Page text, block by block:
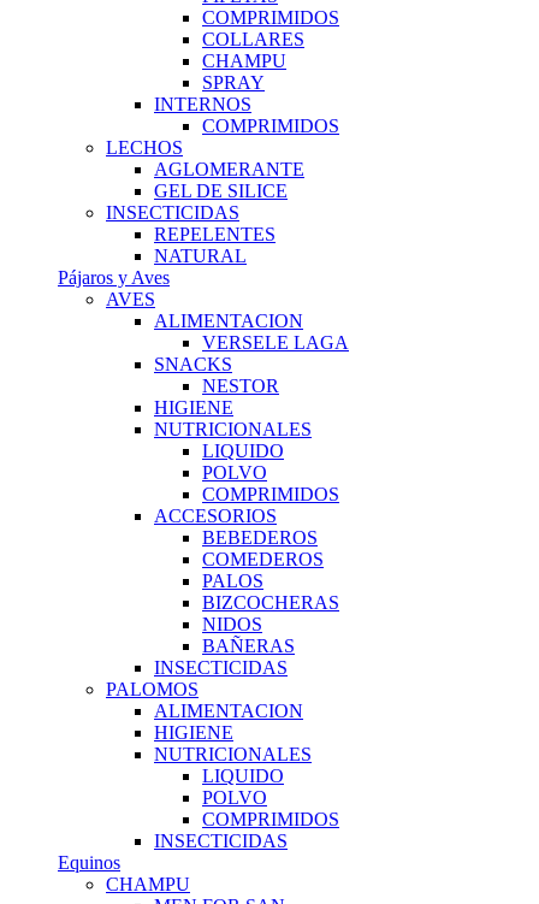
COMPRIMIDOS
COLLARES
CHAMPU
SPRAY
INTERNOS
COMPRIMIDOS
LECHOS
AGLOMERANTE
GEL DE SILICE
INSECTICIDAS
REPELENTES
NATURAL
Pájaros y Aves
AVES
ALIMENTACION
VERSELE LAGA
SNACKS
NESTOR
HIGIENE
NUTRICIONALES
LIQUIDO
POLVO
COMPRIMIDOS
ACCESORIOS
BEBEDEROS
COMEDEROS
PALOS
BIZCOCHERAS
NIDOS
BAÑERAS
INSECTICIDAS
PALOMOS
ALIMENTACION
HIGIENE
NUTRICIONALES
LIQUIDO
POLVO
COMPRIMIDOS
INSECTICIDAS
Equinos
CHAMPU